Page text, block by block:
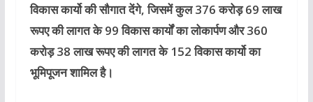
विकास कार्यो की सौगात देंगे, जिसमें कुल 376 करोड़ 69 लाख
रूपए की लागत के 99 विकास कार्यों का लोकार्पण और 360
करोड़ 38 लाख रूपए की लागत के 152 विकास कार्यो का
भूमिपूजन शामिल है।